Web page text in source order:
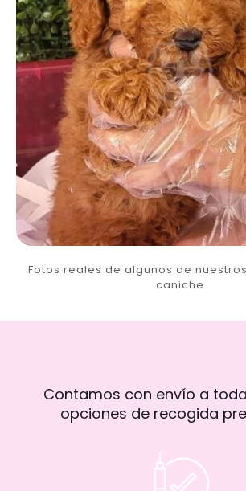
Fotos reales de algunos de
caniche
Contamos con envío a
opciones de recogida